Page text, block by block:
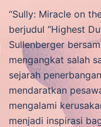
“Sully: Miracle on
berjudul “Highest
Sullenberger
mengangkat salah
sejarah
mendaratkan
mengalami
menjadi inspirasi